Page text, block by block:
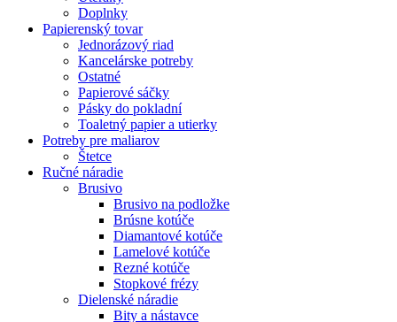
Doplnky
Papierenský tovar
Jednorázový riad
Kancelárske potreby
Ostatné
Papierové sáčky
Pásky do pokladní
Toaletný papier a utierky
Potreby pre maliarov
Štetce
Ručné náradie
Brusivo
Brusivo na podložke
Brúsne kotúče
Diamantové kotúče
Lamelové kotúče
Rezné kotúče
Stopkové frézy
Dielenské náradie
Bity a nástavce